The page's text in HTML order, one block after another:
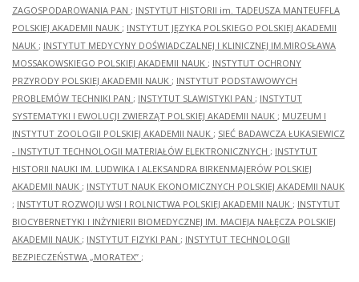
ZAGOSPODAROWANIA PAN ; INSTYTUT HISTORII im. TADEUSZA MANTEUFFLA
POLSKIEJ AKADEMII NAUK ; INSTYTUT JĘZYKA POLSKIEGO POLSKIEJ AKADEMII
NAUK ; INSTYTUT MEDYCYNY DOŚWIADCZALNEJ I KLINICZNEJ IM.MIROSŁAWA
MOSSAKOWSKIEGO POLSKIEJ AKADEMII NAUK ; INSTYTUT OCHRONY
PRZYRODY POLSKIEJ AKADEMII NAUK ; INSTYTUT PODSTAWOWYCH
PROBLEMÓW TECHNIKI PAN ; INSTYTUT SLAWISTYKI PAN ; INSTYTUT
SYSTEMATYKI I EWOLUCJI ZWIERZĄT POLSKIEJ AKADEMII NAUK ; MUZEUM I
INSTYTUT ZOOLOGII POLSKIEJ AKADEMII NAUK ; SIEĆ BADAWCZA ŁUKASIEWICZ
- INSTYTUT TECHNOLOGII MATERIAŁÓW ELEKTRONICZNYCH ; INSTYTUT
HISTORII NAUKI IM. LUDWIKA I ALEKSANDRA BIRKENMAJERÓW POLSKIEJ
AKADEMII NAUK ; INSTYTUT NAUK EKONOMICZNYCH POLSKIEJ AKADEMII NAUK
; INSTYTUT ROZWOJU WSI I ROLNICTWA POLSKIEJ AKADEMII NAUK ; INSTYTUT
BIOCYBERNETYKI I INŻYNIERII BIOMEDYCZNEJ IM. MACIEJA NAŁĘCZA POLSKIEJ
AKADEMII NAUK ; INSTYTUT FIZYKI PAN ; INSTYTUT TECHNOLOGII
BEZPIECZEŃSTWA „MORATEX” ;